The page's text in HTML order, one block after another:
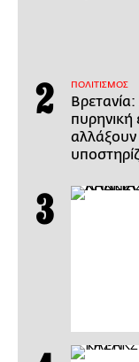
ΠΟΛΙΤΙΣΜΟΣ
αλλάξουν